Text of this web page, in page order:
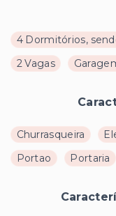
4 Dormitórios,
2 Vagas
Churrasqueira
Portao
Portaria